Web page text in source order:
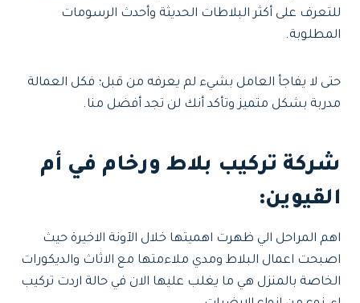
للتعرف على أكثر البلاطات الحديثة وأحدث الرسومات
المطلوبة.
حتى لا يفاجأ العامل بشيء لم يعرفه من قبل؛ فكل العمالة
مدربة بشكل متميز وتأكد أنك لن تجد أفضل منا.
شركة تركيب بلاط ورخام في أم
القيوين:
اهم المراحل الي ظهرت اهميتها خلال الآونة الاخيرة حيث
اصبحت اعمال البلاط ومدي ملاءمتها مع الاثاث والديكورات
الخاصة بالمنزل هي ما يغلب عليها الان في حالة اردت تركيب